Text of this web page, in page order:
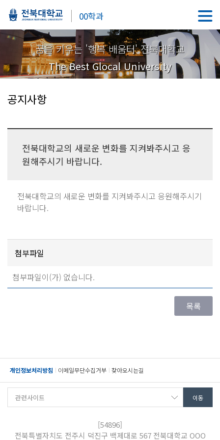
00학과
꿈을 키우는 '행복 배움터' 전북대학교
The Best Glocal University
공지사항
전북대학교의 새로운 변화를 지켜봐주시고 응
원해주시기 바랍니다.
전북대학교의 새로운 변화를 지켜봐주시고 응원해주시기
바랍니다.
첨부파일
첨부파일이(가) 없습니다.
개인정보처리방침 이메일무단수집거부 찾아오시는길
[54896]
전북특별자치도 전주시 덕진구 백제대로 567 전북대학교 OOO